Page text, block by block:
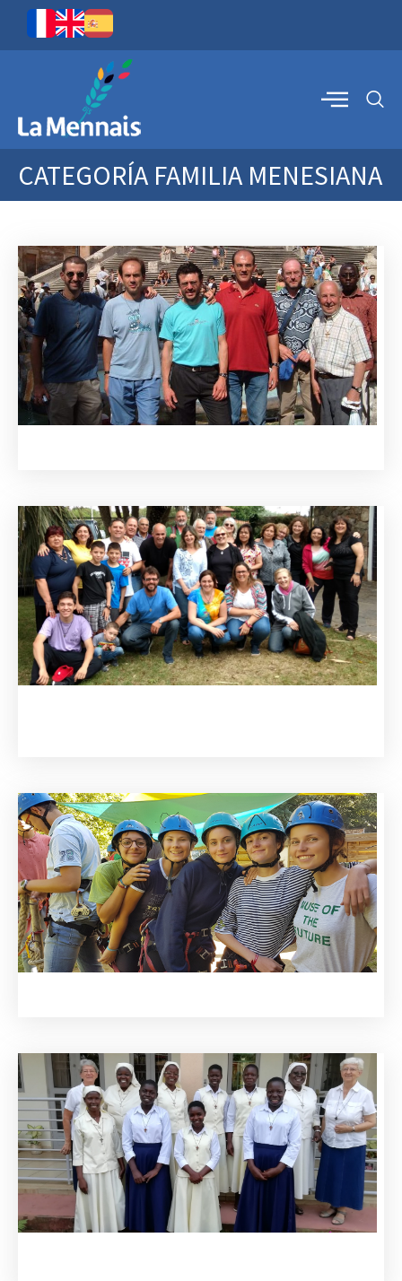
CATEGORÍA FAMILIA MENESIANA